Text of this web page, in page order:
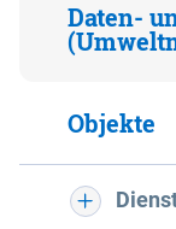
Daten-
Objekte